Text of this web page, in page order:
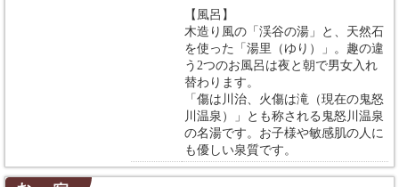
【風呂】
木造り風の「渓谷の湯」と、天然石
を使った「湯里（ゆり）」。趣の違
う2つのお風呂は夜と朝で男女入れ
替わります。
「傷は川治、火傷は滝（現在の鬼怒
川温泉）」とも称される鬼怒川温泉
の名湯です。お子様や敏感肌の人に
も優しい泉質です。